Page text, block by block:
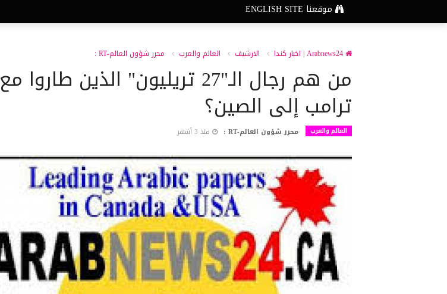
موقعنا ENGLISH SITE
الارشيف العالم والعرب محرر شؤون العالم-RT :
من هم رجال الـ"27 تريليون" الذين طاروا مع
ترامب إلى الصين؟
العالم والعرب محرر شؤون العالم-RT : منذ 3 أشهر